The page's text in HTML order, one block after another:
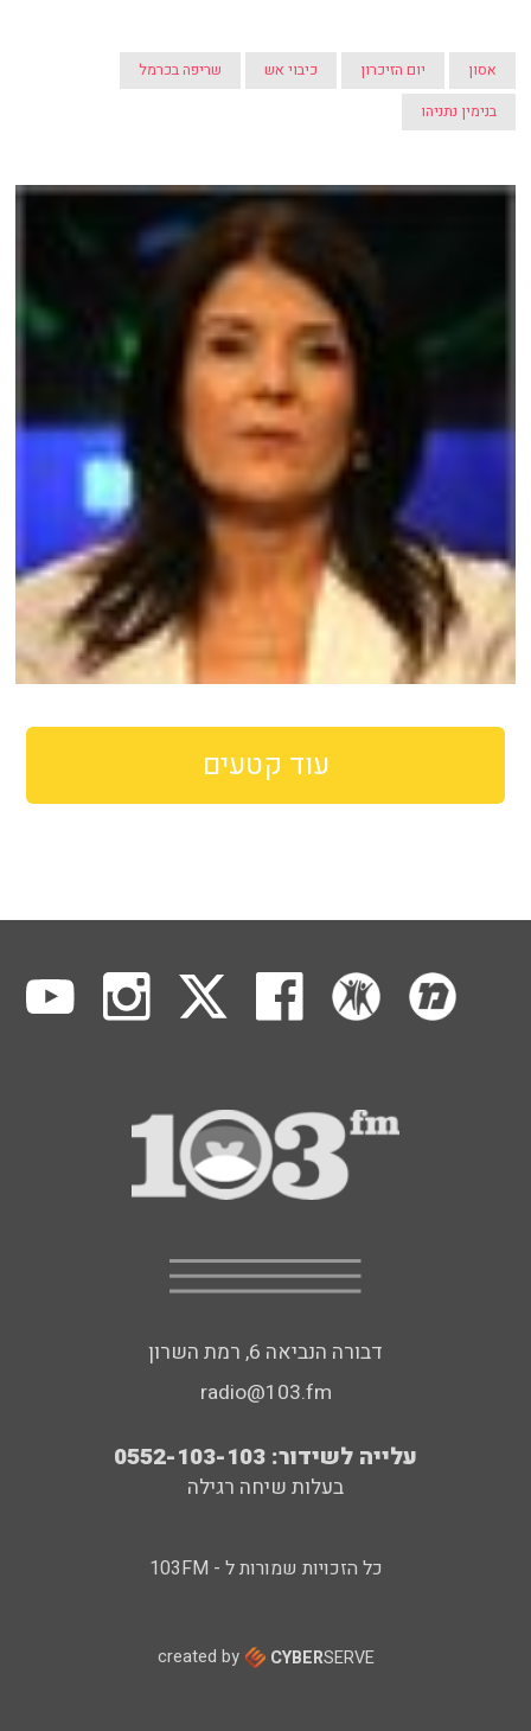
אסון יום הזיכרון כיבוי אש
שריפה בכרמל
בנימין נתניהו
עוד קטעים
דבורה הנביאה 6, רמת השרון
radio@103.fm
עלייה לשידור: 0552-103-103
בעלות שיחה רגילה
כל הזכויות שמורות ל - 103FM
created by CYBERSERVE